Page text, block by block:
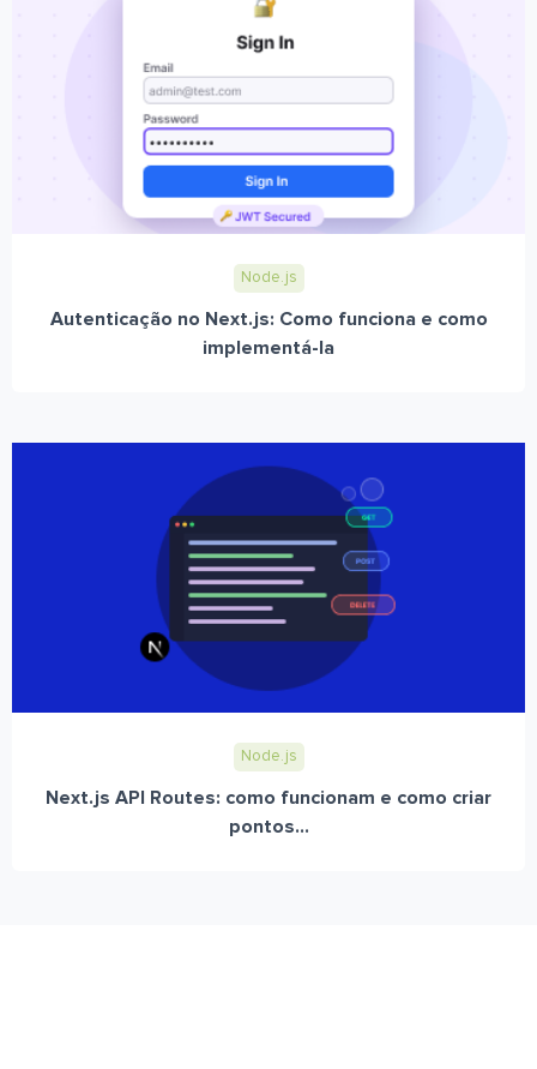
Node.js
Autenticação no Next.js: Como funciona e como
implementá-la
Node.js
Next.js API Routes: como funcionam e como criar
pontos...